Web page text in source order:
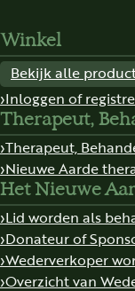
Winkel
Bekijk alle
Inloggen of
Therapeut,
Therapeut,
Nieuwe Aarde
Het Nieuwe
Lid worden als
Donateur of
Wederverkoper
Overzicht van